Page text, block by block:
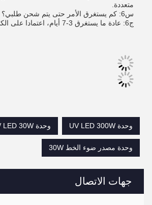
جهات الاتصال
متعددة.
س6: كم يستغرق الأمر حتى يتم شحن طلبي؟
ج6: عادة ما يستغرق 3-7 أيام، اعتمادا على الكمية.
وحدة UV LED 300W
وحدة UV LED 30W
وحدة مصدر ضوء الخط 30W